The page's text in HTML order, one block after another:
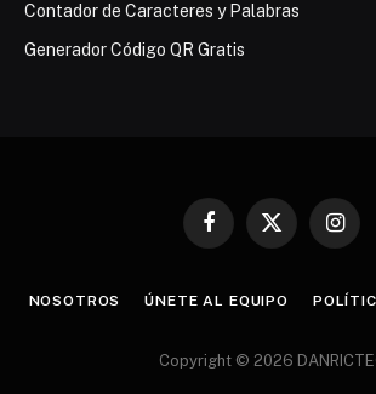
Contador de Caracteres y Palabras
Generador Código QR Gratis
Facebook
X
NOSOTROS ÚNETE AL EQUIPO
Copyright © 2026